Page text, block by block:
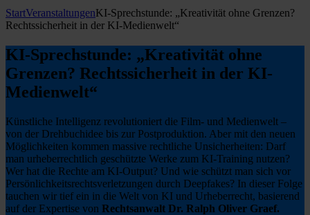
StartVeranstaltungenKI-Sprechstunde: „Kreativität ohne Grenzen?
Rechtssicherheit in der KI-Medienwelt“
KI-Sprechstunde: „Kreativität ohne
Grenzen? Rechtssicherheit in der KI-
Medienwelt“
Künstliche Intelligenz revolutioniert die Film- und Medienwelt –
von der Drehbuchidee bis zur Postproduktion. Aber mit den neuen
Möglichkeiten kommen massive rechtliche Unsicherheiten: Darf
man urheberrechtlich geschützte Werke zum KI-Training nutzen?
Wer hat die Rechte am KI-Output? Und wie schützt man sich vor
Persönlichkeitsrechtsverletzungen durch Deepfakes? In dieser Folge
tauchen wir tief ein in die Welt von KI und Urheberrecht, basierend
auf der Expertise von Rechtsanwalt Dr. Ralph Oliver Graef.